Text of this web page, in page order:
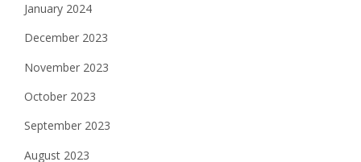
January 2024
December 2023
November 2023
October 2023
September 2023
August 2023